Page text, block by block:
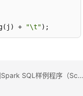
+ "\t");
" + sql + " ----"下一篇：通过JDBC访问Spark SQL样例程序（Scala）